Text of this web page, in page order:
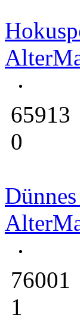
65913
0
76001
1